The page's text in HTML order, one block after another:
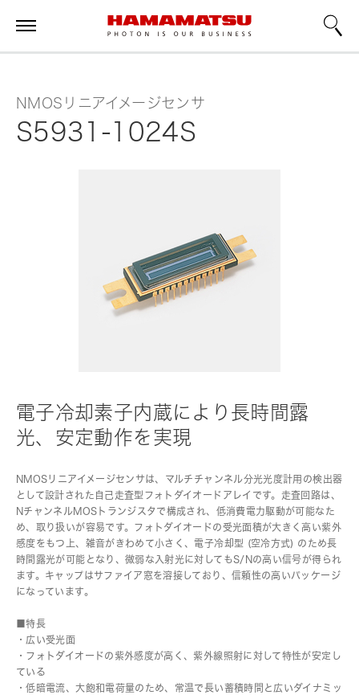
NMOSリニアイメージセンサ
S5931-1024S
電子冷却素子内蔵により長時間露
光、安定動作を実現
NMOSリニアイメージセンサは、マルチチャンネル分光光度計用の検出器
として設計された自己走査型フォトダイオードアレイです。走査回路は、
NチャンネルMOSトランジスタで構成され、低消費電力駆動が可能なた
め、取り扱いが容易です。フォトダイオードの受光面積が大きく高い紫外
感度をもつ上、雑音がきわめて小さく、電子冷却型 (空冷方式) のため長
時間露光が可能となり、微弱な入射光に対してもS/Nの高い信号が得られ
ます。キャップはサファイア窓を溶接しており、信頼性の高いパッケージ
になっています。
■特長
・広い受光面
・フォトダイオードの紫外感度が高く、紫外線照射に対して特性が安定し
ている
・低暗電流、大飽和電荷量のため、常温で長い蓄積時間と広いダイナミッ